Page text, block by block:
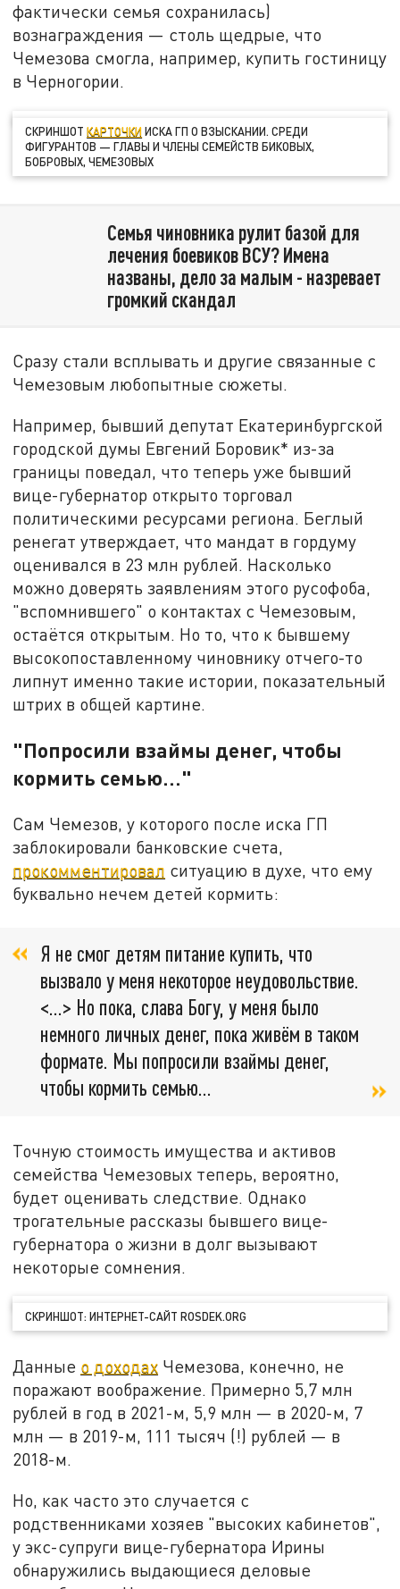
фактически семья сохранилась)
вознаграждения — столь щедрые, что
Чемезова смогла, например, купить гостиницу
в Черногории.
СКРИНШОТКАРТОЧКИ ИСКА ГП О ВЗЫСКАНИИ. СРЕДИ
ФИГУРАНТОВ — ГЛАВЫ И ЧЛЕНЫ СЕМЕЙСТВ БИКОВЫХ,
БОБРОВЫХ, ЧЕМЕЗОВЫХ
Семья чиновника рулит базой для
лечения боевиков ВСУ? Имена
названы, дело за малым - назревает
громкий скандал
Сразу стали всплывать и другие связанные с
Чемезовым любопытные сюжеты.
Например, бывший депутат Екатеринбургской
городской думы Евгений Боровик* из-за
границы поведал, что теперь уже бывший
вице-губернатор открыто торговал
политическими ресурсами региона. Беглый
ренегат утверждает, что мандат в гордуму
оценивался в 23 млн рублей. Насколько
можно доверять заявлениям этого русофоба,
"вспомнившего" о контактах с Чемезовым,
остаётся открытым. Но то, что к бывшему
высокопоставленному чиновнику отчего-то
липнут именно такие истории, показательный
штрих в общей картине.
"Попросили взаймы денег, чтобы
кормить семью…"
Сам Чемезов, у которого после иска ГП
заблокировали банковские счета,
прокомментировал ситуацию в духе, что ему
буквально нечем детей кормить:
Я не смог детям питание купить, что
вызвало у меня некоторое неудовольствие.
<…> Но пока, слава Богу, у меня было
немного личных денег, пока живём в таком
формате. Мы попросили взаймы денег,
чтобы кормить семью…
Точную стоимость имущества и активов
семейства Чемезовых теперь, вероятно,
будет оценивать следствие. Однако
трогательные рассказы бывшего вице-
губернатора о жизни в долг вызывают
некоторые сомнения.
СКРИНШОТ: ИНТЕРНЕТ-САЙТ ROSDEK.ORG
Данные о доходах Чемезова, конечно, не
поражают воображение. Примерно 5,7 млн
рублей в год в 2021-м, 5,9 млн — в 2020-м, 7
млн — в 2019-м, 111 тысяч (!) рублей — в
2018-м.
Но, как часто это случается с
родственниками хозяев "высоких кабинетов",
у экс-супруги вице-губернатора Ирины
обнаружились выдающиеся деловые